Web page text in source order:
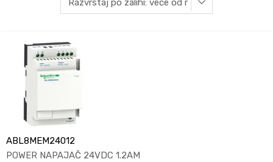
ABL8MEM24012
POWER NAPAJAČ 24VDC 1.2AM